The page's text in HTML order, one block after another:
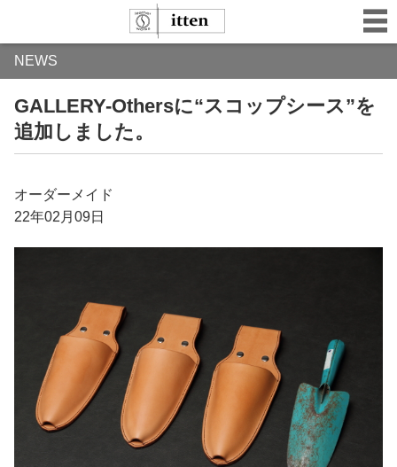
NEWS
GALLERY-Othersに“スコップシース”を
追加しました。
オーダーメイド
22年02月09日